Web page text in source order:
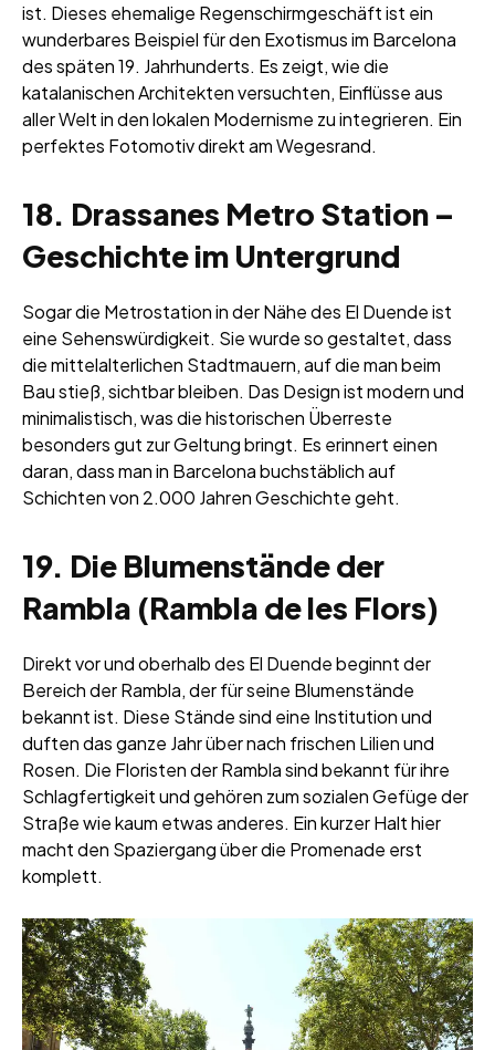
ist. Dieses ehemalige Regenschirmgeschäft ist ein
wunderbares Beispiel für den Exotismus im Barcelona
des späten 19. Jahrhunderts. Es zeigt, wie die
katalanischen Architekten versuchten, Einflüsse aus
aller Welt in den lokalen Modernisme zu integrieren. Ein
perfektes Fotomotiv direkt am Wegesrand.
18. Drassanes Metro Station –
Geschichte im Untergrund
Sogar die Metrostation in der Nähe des El Duende ist
eine Sehenswürdigkeit. Sie wurde so gestaltet, dass
die mittelalterlichen Stadtmauern, auf die man beim
Bau stieß, sichtbar bleiben. Das Design ist modern und
minimalistisch, was die historischen Überreste
besonders gut zur Geltung bringt. Es erinnert einen
daran, dass man in Barcelona buchstäblich auf
Schichten von 2.000 Jahren Geschichte geht.
19. Die Blumenstände der
Rambla (Rambla de les Flors)
Direkt vor und oberhalb des El Duende beginnt der
Bereich der Rambla, der für seine Blumenstände
bekannt ist. Diese Stände sind eine Institution und
duften das ganze Jahr über nach frischen Lilien und
Rosen. Die Floristen der Rambla sind bekannt für ihre
Schlagfertigkeit und gehören zum sozialen Gefüge der
Straße wie kaum etwas anderes. Ein kurzer Halt hier
macht den Spaziergang über die Promenade erst
komplett.